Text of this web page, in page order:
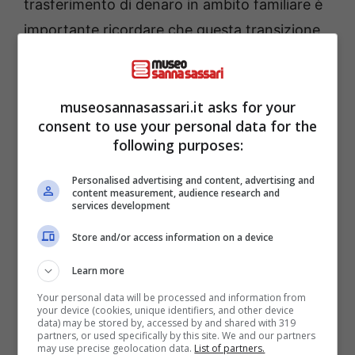
trasferimento di denaro in ambito familiare è
importante ricordare che questa transizione
somme derivanti da regali o prestiti
infatti, è necessario fornire un’adeguata
documentazione , per non finire nel mirino
museosannasassari.it asks for your
consent to use your personal data for the
following purposes:
Personalised advertising and content, advertising and
content measurement, audience research and
services development
Store and/or access information on a device
Learn more
Your personal data will be processed and information from
your device (cookies, unique identifiers, and other device
data) may be stored by, accessed by and shared with 319
partners, or used specifically by this site. We and our partners
may use precise geolocation data. List of partners.